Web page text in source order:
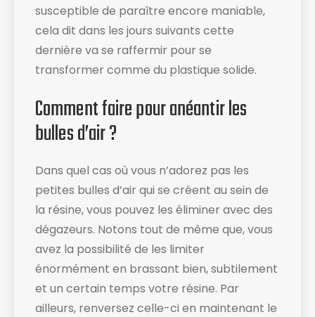
susceptible de paraître encore maniable,
cela dit dans les jours suivants cette
dernière va se raffermir pour se
transformer comme du plastique solide.
Comment faire pour anéantir les
bulles d’air ?
Dans quel cas où vous n’adorez pas les
petites bulles d’air qui se créent au sein de
la résine, vous pouvez les éliminer avec des
dégazeurs. Notons tout de même que, vous
avez la possibilité de les limiter
énormément en brassant bien, subtilement
et un certain temps votre résine. Par
ailleurs, renversez celle-ci en maintenant le